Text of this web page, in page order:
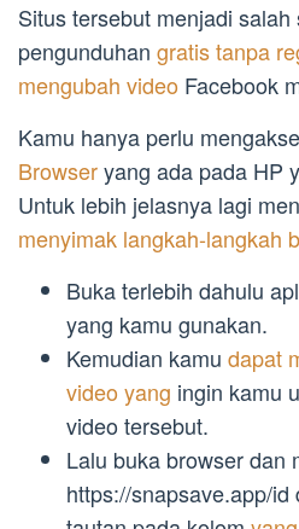
Situs tersebut menjadi salah
pengunduhan gratis tanpa
mengubah video Facebook
Kamu hanya perlu
Browseryang ada pada HP
Untuk lebih jelasnya lagi
menyimak langkah-langkah
Buka terlebih dahulu
yang kamu gunakan.
Kemudian kamu dapat
video yang ingin kamu
video tersebut.
Lalu buka browser dan
https://snapsave.app/